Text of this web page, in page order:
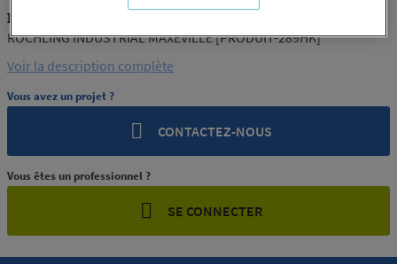
ROCHLING PRODUIT-289HK
ROCHLING INDUSTRIAL MAXEVILLE [PRODUIT-289HK]
Voir la description complète
Vous avez un projet ?
CONTACTEZ-NOUS
Vous êtes un professionnel ?
SE CONNECTER